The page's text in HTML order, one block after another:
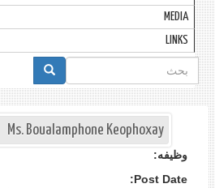
MEDIA
LINKS
استمارة
البحث
Ms. Boualamphone Keophoxay
وظيفه:
Post Date: